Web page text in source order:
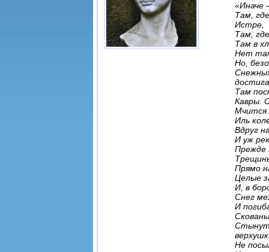
«Иначе
Там,
Истре,
Там,
Там в
Нет
Но,
Там
Кавры.
Мчится
Иль
Вдруг
И уж
Прежде
Прямо
Целые
И, в
Снег
И
Не